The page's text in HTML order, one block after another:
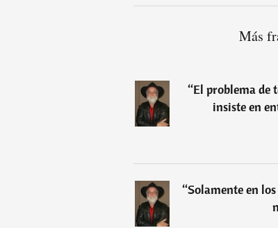
Más
“El problema de
insiste en
“Solamente en